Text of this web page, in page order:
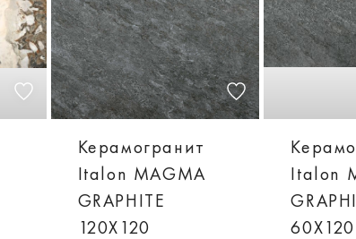
Керамогранит
Italon MAGMA
GRAPHITE
120X120
Italon